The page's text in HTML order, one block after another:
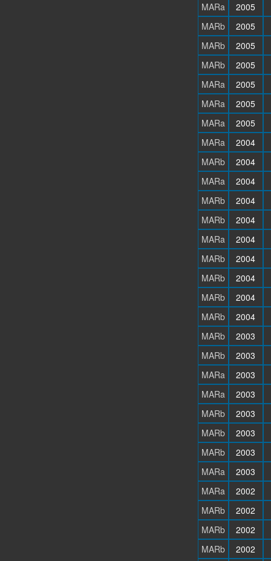
MARa
2005
MARb
2005
MARb
2005
MARb
2005
MARa
2005
MARa
2005
MARa
2005
MARa
2004
MARb
2004
MARa
2004
MARb
2004
MARb
2004
MARa
2004
MARb
2004
MARb
2004
MARb
2004
MARb
2004
MARb
2003
MARb
2003
MARa
2003
MARa
2003
MARb
2003
MARb
2003
MARb
2003
MARa
2003
MARa
2002
MARb
2002
MARb
2002
MARb
2002